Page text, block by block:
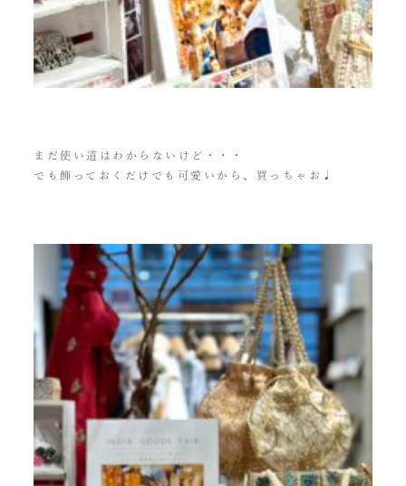
まだ使い道はわからないけど・・・
でも飾っておくだけでも可愛いから、買っちゃお♩